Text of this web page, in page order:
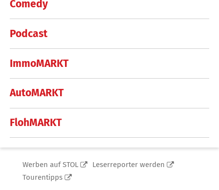
Comedy
Podcast
ImmoMARKT
AutoMARKT
FlohMARKT
Werben auf STOL
Leserreporter werden
Tourentipps